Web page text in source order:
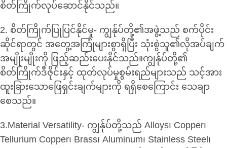
စိတ်ကြိုက်လုပ်ဆောင်နိုင်သည်။
2. စိတ်ကြိုက်ပြုပြင်နိုင်မှု- ကျွန်ုပ်တို့၏အဖွဲ့သည် စက်ပိုင်း
ဆိုင်ရာတွင် အတွေ့အကြုံများစွာရှိပြီး သုံးစွဲသူ၏လိုအပ်ချက်
အမျိုးမျိုးကို ဖြည့်ဆည်းပေးနိုင်သည်။ကျွန်ုပ်တို့၏
စိတ်ကြိုက်ဒီဇိုင်းနှင့် ထုတ်လုပ်မှုစွမ်းရည်များသည် သင့်အား
ထူးခြားသောဖြေရှင်းချက်များကို ရရှိစေကြောင်း သေချာ
စေသည်။
3.Material Versatility- ကျွန်ုပ်တို့သည် Alloys၊ Copper၊
Tellurium Copper၊ Brass၊ Aluminum၊ Stainless Steel၊